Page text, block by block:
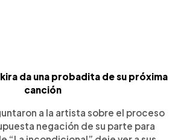
da una probadita de su próxima
canción
a la artista sobre el proceso
negación de su parte para